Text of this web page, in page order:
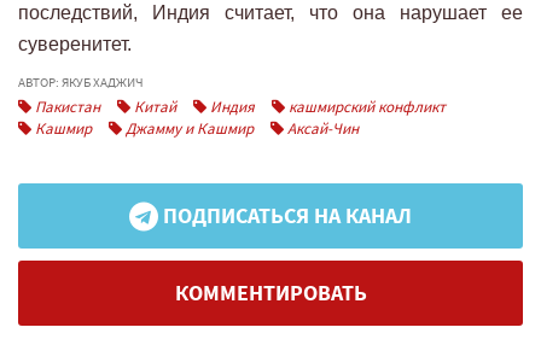
последствий, Индия считает, что она нарушает ее
суверенитет.
АВТОР: ЯКУБ ХАДЖИЧ
Пакистан Китай Индия
кашмирский конфликт
Кашмир
Джамму и Кашмир Аксай-Чин
ПОДПИСАТЬСЯ НА КАНАЛ
КОММЕНТИРОВАТЬ